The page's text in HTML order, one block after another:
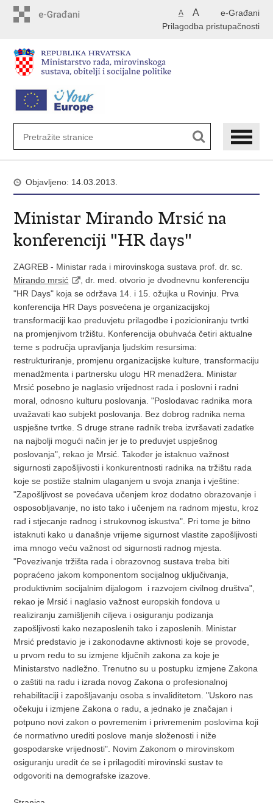
e-Građani
A A
Prilagodba pristupačnosti
Objavljeno: 14.03.2013.
Ministar Mirando Mrsić na
konferenciji "HR days"
ZAGREB - Ministar rada i mirovinskoga sustava prof. dr. sc.
Mirando mrsić
, dr. med. otvorio je dvodnevnu konferenciju
"HR Days" koja se održava 14. i 15. ožujka u Rovinju. Prva
konferencija HR Days posvećena je organizacijskoj
transformaciji kao preduvjetu prilagodbe i pozicioniranju tvrtki
na promjenjivom tržištu. Konferencija obuhvaća četiri aktualne
teme s područja upravljanja ljudskim resursima:
restrukturiranje, promjenu organizacijske kulture, transformaciju
menadžmenta i partnersku ulogu HR menadžera. Ministar
Mrsić posebno je naglasio vrijednost rada i poslovni i radni
moral, odnosno kulturu poslovanja. "Poslodavac radnika mora
uvažavati kao subjekt poslovanja. Bez dobrog radnika nema
uspješne tvrtke. S druge strane radnik treba izvršavati zadatke
na najbolji mogući način jer je to preduvjet uspješnog
poslovanja", rekao je Mrsić. Također je istaknuo važnost
sigurnosti zapošljivosti i konkurentnosti radnika na tržištu rada
koje se postiže stalnim ulaganjem u svoja znanja i vještine:
"Zapošljivost se povećava učenjem kroz dodatno obrazovanje i
osposobljavanje, no isto tako i učenjem na radnom mjestu, kroz
rad i stjecanje radnog i strukovnog iskustva". Pri tome je bitno
istaknuti kako u današnje vrijeme sigurnost vlastite zapošljivosti
ima mnogo veću važnost od sigurnosti radnog mjesta.
"Povezivanje tržišta rada i obrazovnog sustava treba biti
popraćeno jakom komponentom socijalnog uključivanja,
produktivnim socijalnim dijalogom i razvojem civilnog društva",
rekao je Mrsić i naglasio važnost europskih fondova u
realiziranju zamišljenih ciljeva i osiguranju podizanja
zapošljivosti kako nezaposlenih tako i zaposlenih. Ministar
Mrsić predstavio je i zakonodavne aktivnosti koje se provode,
u prvom redu to su izmjene ključnih zakona za koje je
Ministarstvo nadležno. Trenutno su u postupku izmjene Zakona
o zaštiti na radu i izrada novog Zakona o profesionalnoj
rehabilitaciji i zapošljavanju osoba s invaliditetom. "Uskoro nas
očekuju i izmjene Zakona o radu, a jednako je značajan i
potpuno novi zakon o povremenim i privremenim poslovima koji
će normativno urediti poslove manje složenosti i niže
gospodarske vrijednosti". Novim Zakonom o mirovinskom
osiguranju uredit će se i prilagoditi mirovinski sustav te
odgovoriti na demografske izazove.